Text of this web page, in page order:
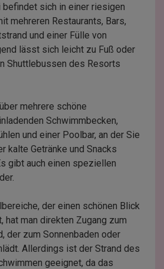
befindet sich in einer riesigen
mehreren Restaurants, Bars,
und einer Fülle von
lässt sich leicht zu Fuß oder
Shuttlebussen des Resorts
mehrere schöne
Schwimmbecken,
und einer Poolbar, an der Sie
kalte Getränke und Snacks
gibt auch einen speziellen
der einen schönen Blick
hat man direkten Zugang zum
der zum Sonnenbaden oder
Allerdings ist der Strand des
geeignet, da das